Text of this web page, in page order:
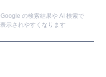
の検索結果や AI 検索で
示されやすくなります